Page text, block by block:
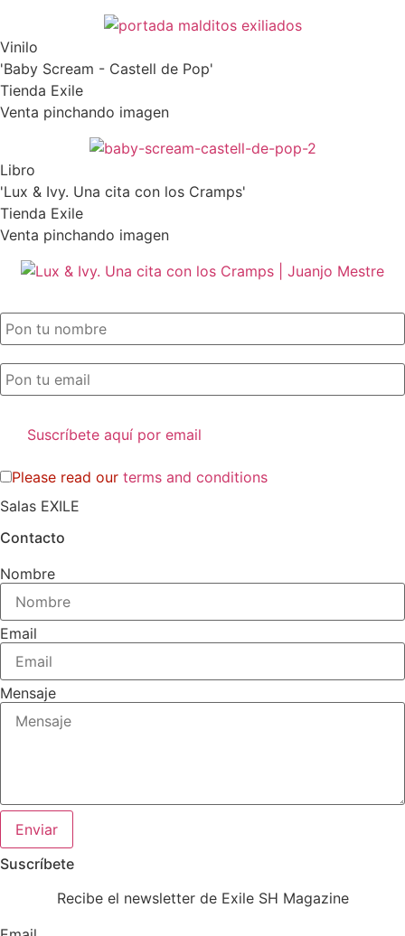
Vinilo
'Baby Scream - Castell de Pop'
Tienda Exile
Venta pinchando imagen
Libro
'Lux & Ivy. Una cita con los Cramps'
Tienda Exile
Venta pinchando imagen
Please read our terms and conditions
Salas EXILE
Contacto
Nombre
Email
Mensaje
Enviar
Suscríbete
Recibe el newsletter de Exile SH Magazine